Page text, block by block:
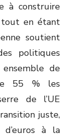
à construire
tout en étant
soutient
politiques
de
55 % les
de l’UE
juste,
à la